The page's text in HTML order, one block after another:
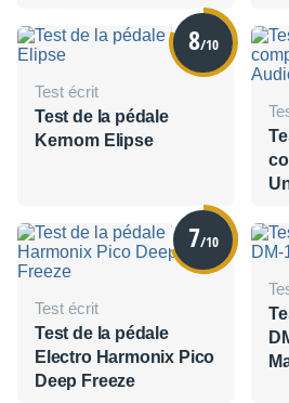
8/10
Test écrit
Test de la pédale
Kernom Elipse
7/10
Test écrit
Test de la pédale
Electro Harmonix Pico
Deep Freeze